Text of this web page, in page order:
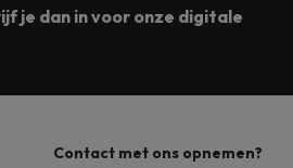
je dan in voor onze digitale
Contact met ons opnemen?